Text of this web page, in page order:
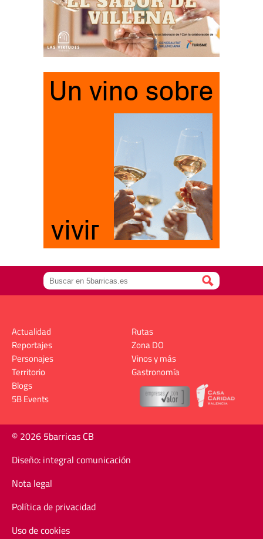
Actualidad
Reportajes
Personajes
Territorio
Rutas
Zona DO
Vinos y más
Gastronomía
Blogs
5B Events
© 2026 5barricas CB
Diseño: integral comunicación
Nota legal
Política de privacidad
Uso de cookies